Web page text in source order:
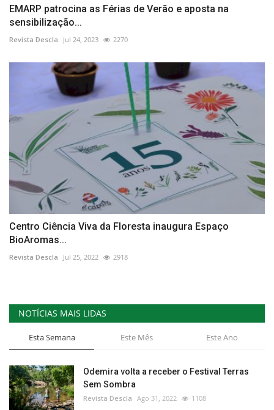
EMARP patrocina as Férias de Verão e aposta na
sensibilização...
Revista Descla Jul 24, 2023 2270
Centro Ciência Viva da Floresta inaugura Espaço
BioAromas...
Revista Descla Jul 25, 2022 2918
NOTÍCIAS MAIS LIDAS
Esta Semana Este Mês Este Ano
Odemira volta a receber o Festival Terras
Sem Sombra
Revista Descla Ago 31, 2022 1108